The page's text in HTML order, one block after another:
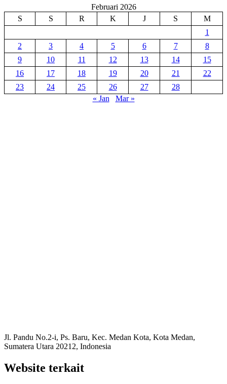
Februari 2026
S
S R K J S
M
1
2
3 4 5 6 7
8
9
10 11 12 13 14
15
16
17 18 19 20 21
22
23
24 25 26 27
28
« Jan
Mar »
Jl. Pandu No.2-i, Ps. Baru, Kec. Medan Kota, Kota Medan,
Sumatera Utara 20212, Indonesia
Website terkait